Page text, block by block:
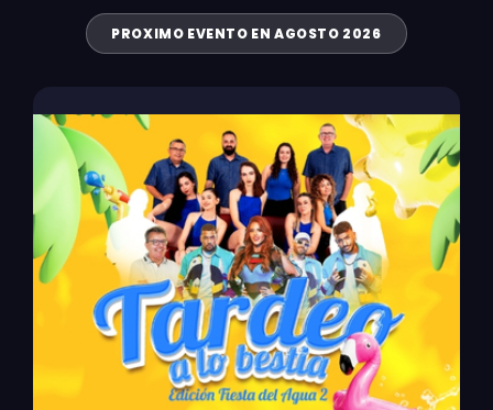
PROXIMO EVENTO EN AGOSTO 2026